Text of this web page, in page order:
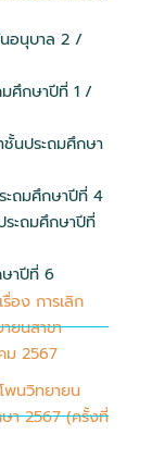
อนุบาล 2 /
ศึกษาปีที่ 1 /
นประถมศึกษา
ะถมศึกษาปีที่ 4
ะถมศึกษาปีที่
ษาปีที่ 6
อง การเลิก
ยนสาขา
ม 2567
พนวิทยายน
ษา 2567 (ครั้งที่